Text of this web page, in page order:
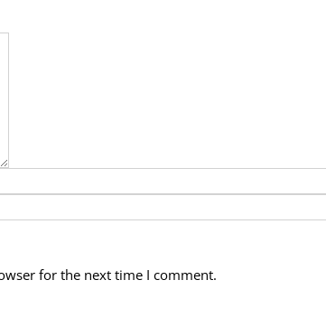
for the next time I comment.